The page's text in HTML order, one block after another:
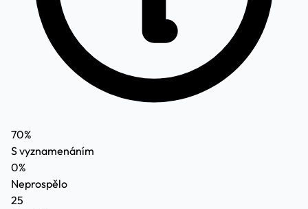
70%
S vyznamenáním
0%
Neprospělo
25